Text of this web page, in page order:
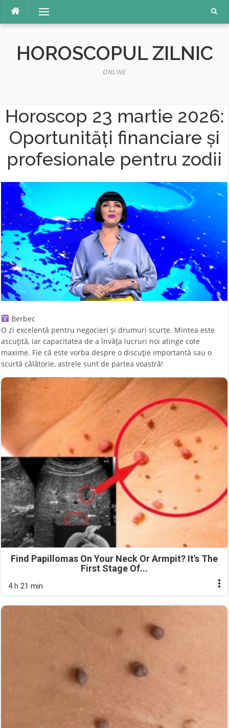
conținut
Meniu
HOROSCOPUL ZILNIC
ONLINE
Horoscop 23 martie 2026:
Oportunități financiare și
profesionale pentru zodii
Berbec
O zi excelentă pentru negocieri și drumuri scurte. Mintea este
ascuțită, iar capacitatea de a învăța lucruri noi atinge cote
maxime. Fie că este vorba despre o discuție importantă sau o
scurtă călătorie, astrele sunt de partea voastră!
Find Papillomas On Your Neck Or Armpit? It's The
First Stage Of...
4 h 21 min